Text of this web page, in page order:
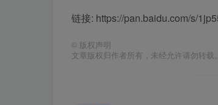
链接: https://pan.baidu.com/s/
© 版权声明
文章版权归作者所有，未经允许请勿转载。